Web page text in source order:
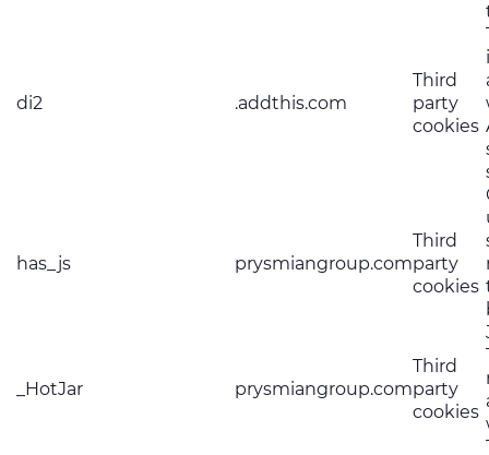
di2 .addthis.com
Third
party
cookies
has_js prysmiangroup.com
Third
party
cookies
_HotJar prysmiangroup.com
Third
party
cookies